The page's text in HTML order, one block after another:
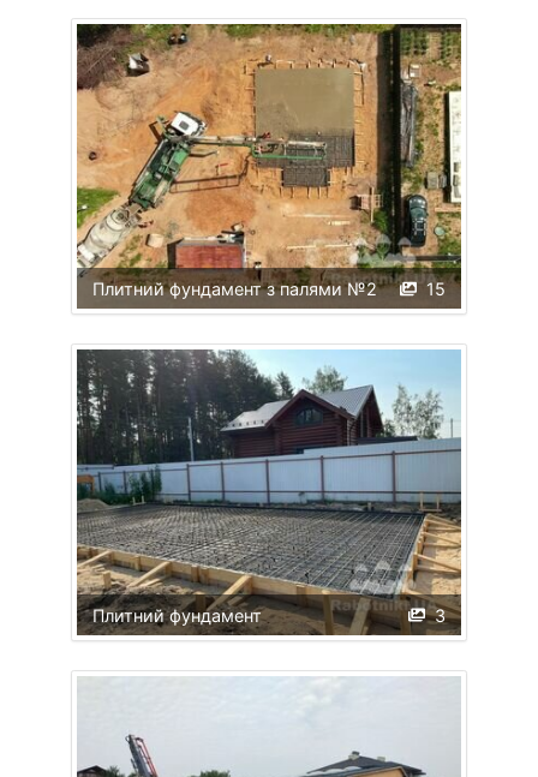
15
Плитний фундамент з палями №2
3
Плитний фундамент